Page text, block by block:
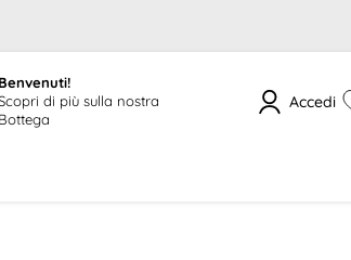
Benvenuti!
di più sulla nostra
Bottega
Accedi